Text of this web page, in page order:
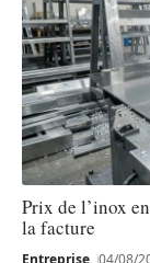
Prix de l’inox
la facture
Entreprise 04/08/